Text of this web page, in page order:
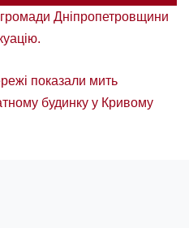
громади Дніпропетровщини
показали мить
будинку у Кривому